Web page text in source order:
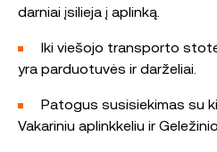
darniai įsilieja į aplinką.
Iki viešojo transporto
yra parduotuvės ir darželiai.
Patogus susisiekimas su
Vakariniu aplinkkeliu ir